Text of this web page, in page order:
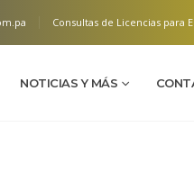
Consultas de Licencias para
NOTICIAS Y MÁS